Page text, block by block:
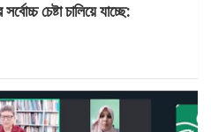
চেষ্টা চালিয়ে যাচ্ছে: